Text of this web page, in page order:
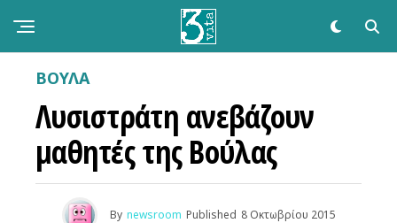
ΒΟΥΛΑ
Λυσιστράτη ανεβάζουν
μαθητές της Βούλας
By newsroom Published 8 Οκτωβρίου 2015